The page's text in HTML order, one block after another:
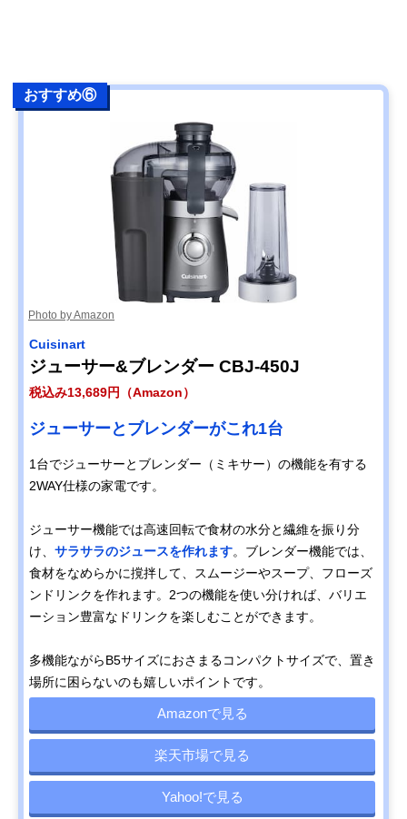
おすすめ⑥
Photo by Amazon
Cuisinart
ジューサー&ブレンダー CBJ-450J
税込み13,689円（Amazon）
ジューサーとブレンダーがこれ1台
1台でジューサーとブレンダー（ミキサー）の機能を有する
2WAY仕様の家電です。
ジューサー機能では高速回転で食材の水分と繊維を振り分
け、 サラサラのジュースを作れます。ブレンダー機能では、
食材をなめらかに撹拌して、スムージーやスープ、フローズ
ンドリンクを作れます。2つの機能を使い分ければ、バリエ
ーション豊富なドリンクを楽しむことができます。
多機能ながらB5サイズにおさまるコンパクトサイズで、置き
場所に困らないのも嬉しいポイントです。
Amazonで見る
楽天市場で見る
Yahoo!で見る